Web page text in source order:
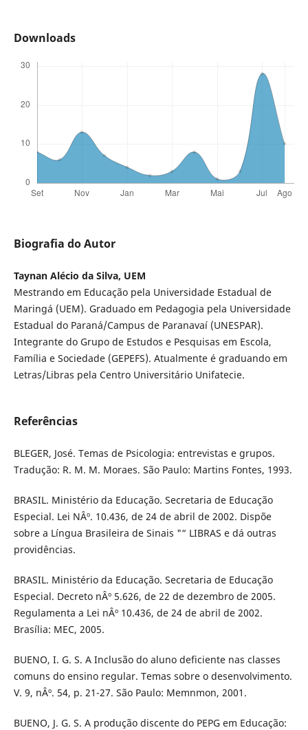
Downloads
Biografia do Autor
Taynan Alécio da Silva, UEM
Mestrando em Educação pela Universidade Estadual de
Maringá (UEM). Graduado em Pedagogia pela Universidade
Estadual do Paraná/Campus de Paranavaí (UNESPAR).
Integrante do Grupo de Estudos e Pesquisas em Escola,
Família e Sociedade (GEPEFS). Atualmente é graduando em
Letras/Libras pela Centro Universitário Unifatecie.
Referências
BLEGER, José. Temas de Psicologia: entrevistas e grupos.
Tradução: R. M. M. Moraes. São Paulo: Martins Fontes, 1993.
BRASIL. Ministério da Educação. Secretaria de Educação
Especial. Lei NÂº. 10.436, de 24 de abril de 2002. Dispõe
sobre a Língua Brasileira de Sinais "“ LIBRAS e dá outras
providências.
BRASIL. Ministério da Educação. Secretaria de Educação
Especial. Decreto nÂº 5.626, de 22 de dezembro de 2005.
Regulamenta a Lei nÂº 10.436, de 24 de abril de 2002.
Brasília: MEC, 2005.
BUENO, I. G. S. A Inclusão do aluno deficiente nas classes
comuns do ensino regular. Temas sobre o desenvolvimento.
V. 9, nÂº. 54, p. 21-27. São Paulo: Memnmon, 2001.
BUENO, J. G. S. A produção discente do PEPG em Educação: